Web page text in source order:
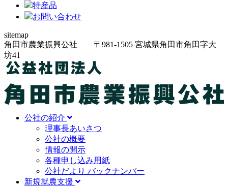
特産品
お問い合わせ
sitemap
角田市農業振興公社 〒981-1505 宮城県角田市角田字大
坊41
公社の紹介
理事長あいさつ
公社の概要
情報の開示
各種申し込み用紙
公社だより バックナンバー
新規就農支援